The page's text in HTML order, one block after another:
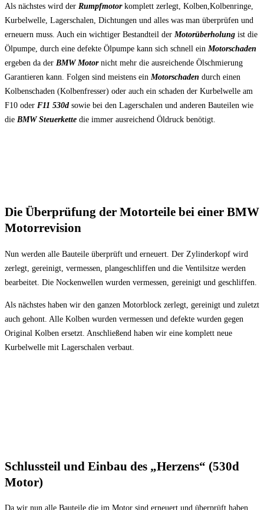
Als nächstes wird der Rumpfmotor komplett zerlegt, Kolben,Kolbenringe,
Kurbelwelle, Lagerschalen, Dichtungen und alles was man überprüfen und
erneuern muss. Auch ein wichtiger Bestandteil der Motorüberholung ist die
Ölpumpe, durch eine defekte Ölpumpe kann sich schnell ein Motorschaden
ergeben da der BMW Motornicht mehr die ausreichende Ölschmierung
Garantieren kann. Folgen sind meistens ein Motorschaden durch einen
Kolbenschaden (Kolbenfresser) oder auch ein schaden der Kurbelwelle am
F10 oder F11 530d sowie bei den Lagerschalen und anderen Bauteilen wie
die BMW Steuerkette die immer ausreichend Öldruck benötigt.
Die Überprüfung der Motorteile bei einer BMW
Motorrevision
Nun werden alle Bauteile überprüft und erneuert. Der Zylinderkopf wird
zerlegt, gereinigt, vermessen, plangeschliffen und die Ventilsitze werden
bearbeitet. Die Nockenwellen wurden vermessen, gereinigt und geschliffen.
Als nächstes haben wir den ganzen Motorblock zerlegt, gereinigt und zuletzt
auch gehont. Alle Kolben wurden vermessen und defekte wurden gegen
Original Kolben ersetzt. Anschließend haben wir eine komplett neue
Kurbelwelle mit Lagerschalen verbaut.
Schlussteil und Einbau des „Herzens“ (530d
Motor)
Da wir nun alle Bauteile die im Motor sind erneuert und überprüft haben